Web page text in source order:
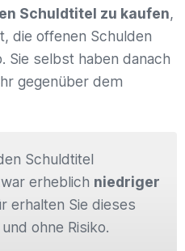
Schuldtitel zu kaufen,
die offenen Schulden
Sie selbst haben danach
gegenüber dem
Schuldtitel
erheblich niedriger
erhalten Sie dieses
ohne Risiko.